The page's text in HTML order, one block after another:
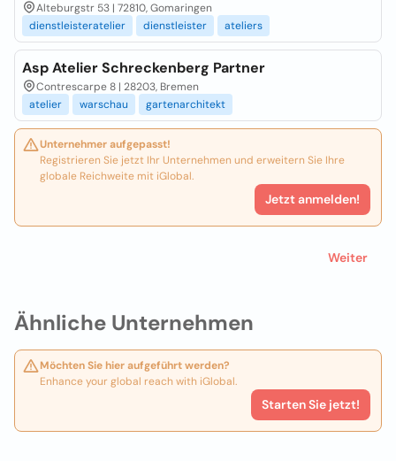
Ähnliche Unternehmen
Möchten Sie hier aufgeführt werden?
Enhance your global reach with iGlobal.
Starten Sie jetzt!
Alteburgstr 53 | 72810, Gomaringen
dienstleisteratelier
dienstleister ateliers
Asp Atelier Schreckenberg Partner
Contrescarpe 8 | 28203, Bremen
atelier
warschau gartenarchitekt
Unternehmer aufgepasst!
Registrieren Sie jetzt Ihr Unternehmen und erweitern Sie Ihre
globale Reichweite mit iGlobal.
Jetzt anmelden!
Weiter